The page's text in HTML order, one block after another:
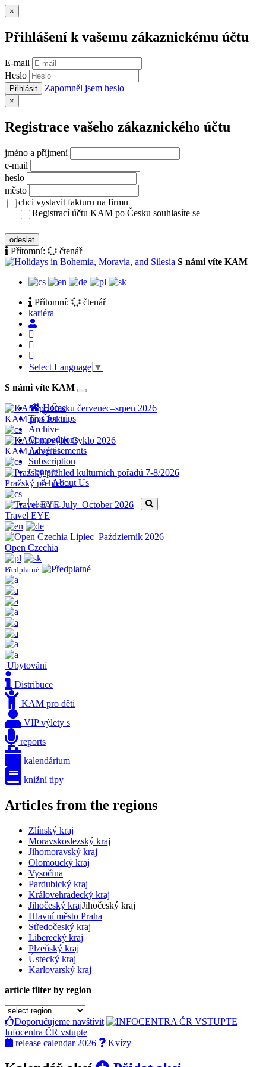
×
Přihlášení k vašemu zákaznickému účtu
E-mail
Heslo
Přihlásit Zapomněl jsem heslo
×
Registrace vašeho zákaznického účtu
jméno a příjmení
e-mail
heslo
město
chci vystavit fakturu na firmu
Registrací účtu KAM po Česku souhlasíte se
odeslat
Přítomní:
čtenář
S námi víte KAM
Přítomní:
čtenář
kariéra
Select Language ▼
S námi víte KAM
Toggle
Home
Tips for trips
Archive
Competitions
Advertisements
Subscription
Contact
About Us
KAM po Česku
KAM na výlet
Pražský přehled...
Travel EYE
Open Czechia
Předplatné
Ubytování
Distribuce
KAM pro děti
VIP výlety s
reports
kalendárium
knižní tipy
Articles from the regions
Zlínský kraj
Moravskoslezský kraj
Jihomoravský kraj
Olomoucký kraj
Vysočina
Pardubický kraj
Královehradecký kraj
Jihočeský krajJihočeský kraj
Hlavní město Praha
Středočeský kraj
Liberecký kraj
Plzeňský kraj
Ústecký kraj
Karlovarský kraj
article filter by region
Doporučujeme navštívit
Infocentra ČR vstupte
release calendar 2026
Kvízy